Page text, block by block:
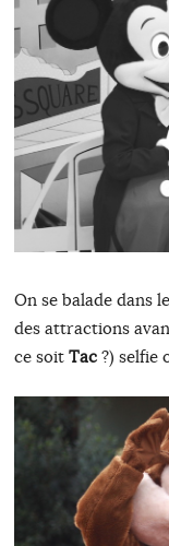
On se balade dans
des attractions
ce soit Tac?) selfie